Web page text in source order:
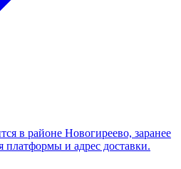
в районе Новогиреево, заранее
платформы и адрес доставки.